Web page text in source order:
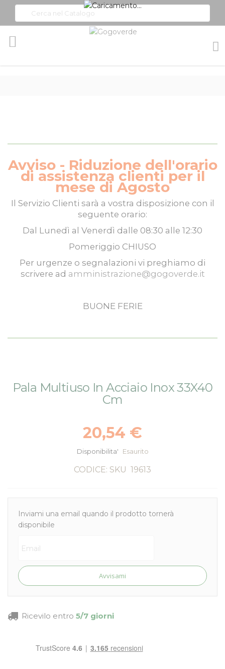
Avviso - Riduzione dell'orario
di assistenza clienti per il
mese di Agosto
Il Servizio Clienti sarà a vostra disposizione con il
seguente orario:
Dal Lunedì al Venerdì dalle 08:30 alle 12:30
Pomeriggio CHIUSO
Per urgenze o segnalazioni vi preghiamo di
scrivere ad amministrazione@gogoverde.it
BUONE FERIE
alla
all'inizio
Pala Multiuso In Acciaio Inox 33X40
Cm
20,54 €
Disponibilita' Esaurito
CODICE: SKU 19613
Inviami una email quando il prodotto tornerà
disponibile
Avvisami
Ricevilo entro 5/7 giorni